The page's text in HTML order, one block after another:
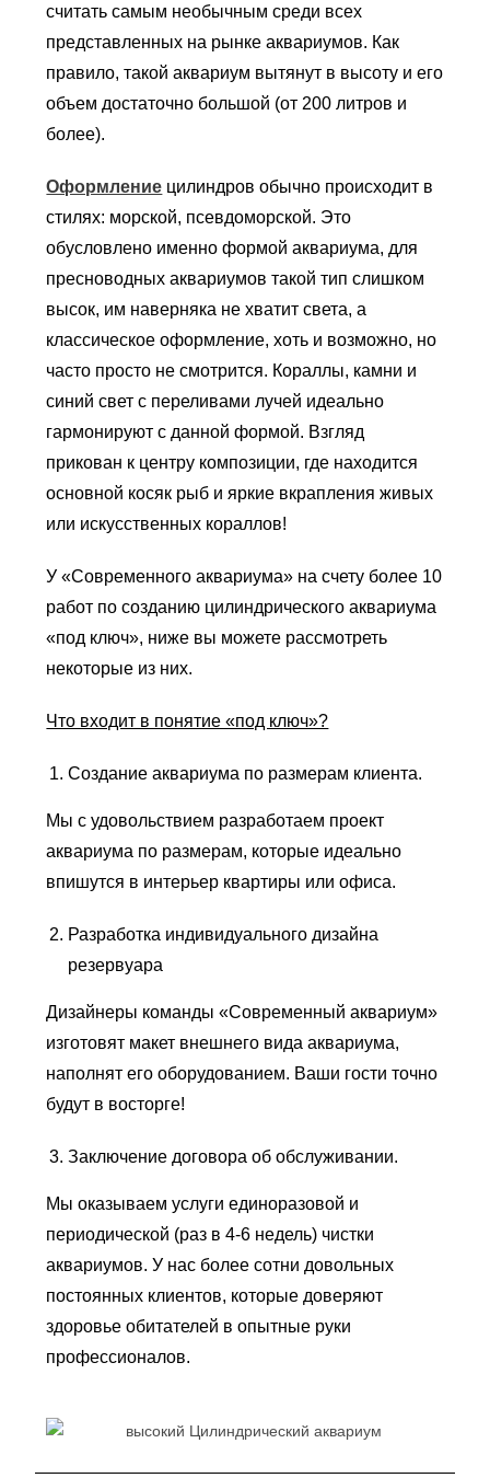
считать самым необычным среди всех
представленных на рынке аквариумов. Как
правило, такой аквариум вытянут в высоту и его
объем достаточно большой (от 200 литров и
более).
Оформление цилиндров обычно происходит в
стилях: морской, псевдоморской. Это
обусловлено именно формой аквариума, для
пресноводных аквариумов такой тип слишком
высок, им наверняка не хватит света, а
классическое оформление, хоть и возможно, но
часто просто не смотрится. Кораллы, камни и
синий свет с переливами лучей идеально
гармонируют с данной формой. Взгляд
прикован к центру композиции, где находится
основной косяк рыб и яркие вкрапления живых
или искусственных кораллов!
У «Современного аквариума» на счету более 10
работ по созданию цилиндрического аквариума
«под ключ», ниже вы можете рассмотреть
некоторые из них.
Что входит в понятие «под ключ»?
Создание аквариума по размерам клиента.
Мы с удовольствием разработаем проект
аквариума по размерам, которые идеально
впишутся в интерьер квартиры или офиса.
Разработка индивидуального дизайна
резервуара
Дизайнеры команды «Современный аквариум»
изготовят макет внешнего вида аквариума,
наполнят его оборудованием. Ваши гости точно
будут в восторге!
Заключение договора об обслуживании.
Мы оказываем услуги единоразовой и
периодической (раз в 4-6 недель) чистки
аквариумов. У нас более сотни довольных
постоянных клиентов, которые доверяют
здоровье обитателей в опытные руки
профессионалов.